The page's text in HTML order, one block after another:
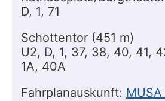
D, 1, 71
Schottentor (451 m)
U2, D, 1, 37, 38, 40, 41,
1A, 40A
Fahrplanauskunft: